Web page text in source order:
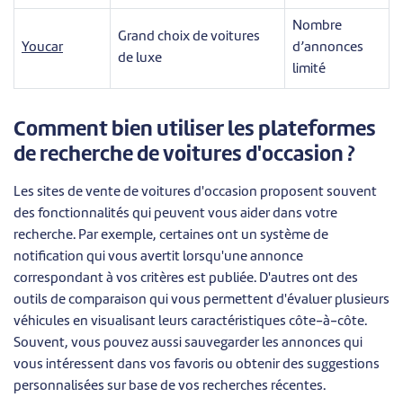
Youcar
Grand choix de voitures
de luxe
Nombre
d’annonces
limité
Comment bien utiliser les plateformes
de recherche de voitures d'occasion ?
Les sites de vente de voitures d'occasion proposent souvent
des fonctionnalités qui peuvent vous aider dans votre
recherche. Par exemple, certaines ont un système de
notification qui vous avertit lorsqu'une annonce
correspondant à vos critères est publiée. D'autres ont des
outils de comparaison qui vous permettent d'évaluer plusieurs
véhicules en visualisant leurs caractéristiques côte-à-côte.
Souvent, vous pouvez aussi sauvegarder les annonces qui
vous intéressent dans vos favoris ou obtenir des suggestions
personnalisées sur base de vos recherches récentes.